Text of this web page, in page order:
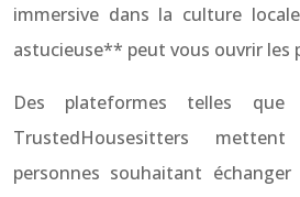
immersive dans la culture
astucieuse** peut vous ouvrir les
Des plateformes telles que
TrustedHousesitters
personnes souhaitant